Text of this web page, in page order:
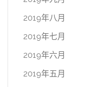
2019年八月
2019年七月
2019年六月
2019年五月